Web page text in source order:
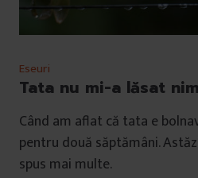
Eseuri
Tata nu mi-a lăsat
Când am aflat că tata e
pentru două săptămâni.
spus mai multe.